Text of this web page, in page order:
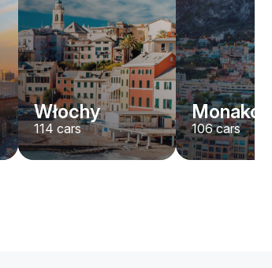
Włochy
114 cars
Monako
106cars